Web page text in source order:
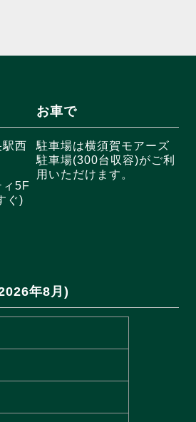
西
ィ5F
ぐ)
お車で
駐車場は横須賀モアーズ
駐車場(300台収容)がご利
用いただけます。
年8月)